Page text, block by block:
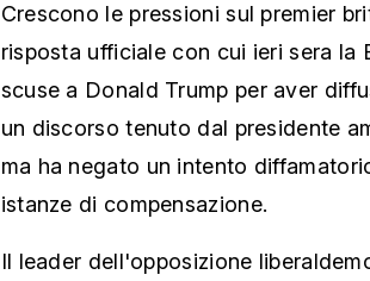
Crescono le pressioni sul premier
risposta ufficiale con cui ieri sera la
scuse a Donald Trump per aver
un discorso tenuto dal presidente
ma ha negato un intento
istanze di compensazione.
Il leader dell'opposizione